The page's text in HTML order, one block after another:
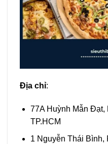
Địa chỉ:
77A Huỳnh Mẫn Đạt,
TP.HCM
1 Nguyễn Thái Bình,